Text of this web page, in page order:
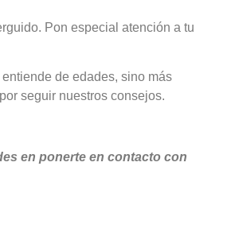
Pon especial atención a tu
de edades, sino más
seguir nuestros consejos.
en ponerte en contacto con